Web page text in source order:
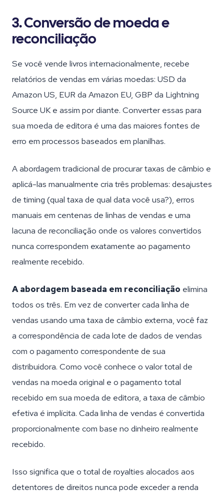
3. Conversão de moeda e
reconciliação
Se você vende livros internacionalmente, recebe
relatórios de vendas em várias moedas: USD da
Amazon US, EUR da Amazon EU, GBP da Lightning
Source UK e assim por diante. Converter essas para
sua moeda de editora é uma das maiores fontes de
erro em processos baseados em planilhas.
A abordagem tradicional de procurar taxas de câmbio e
aplicá-las manualmente cria três problemas: desajustes
de timing (qual taxa de qual data você usa?), erros
manuais em centenas de linhas de vendas e uma
lacuna de reconciliação onde os valores convertidos
nunca correspondem exatamente ao pagamento
realmente recebido.
A abordagem baseada em reconciliação elimina
todos os três. Em vez de converter cada linha de
vendas usando uma taxa de câmbio externa, você faz
a correspondência de cada lote de dados de vendas
com o pagamento correspondente de sua
distribuidora. Como você conhece o valor total de
vendas na moeda original e o pagamento total
recebido em sua moeda de editora, a taxa de câmbio
efetiva é implícita. Cada linha de vendas é convertida
proporcionalmente com base no dinheiro realmente
recebido.
Isso significa que o total de royalties alocados aos
detentores de direitos nunca pode exceder a renda